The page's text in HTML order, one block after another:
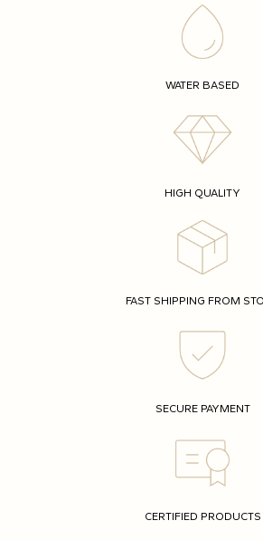
WATER BASED
HIGH QUALITY
FAST SHIPPING FROM
SECURE PAYMENT
CERTIFIED PRODUCTS